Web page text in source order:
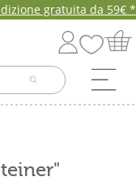
gratuita da 59€ *